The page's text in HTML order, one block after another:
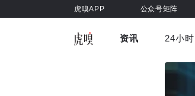
虎嗅APP 公众号矩阵
资讯 24小时